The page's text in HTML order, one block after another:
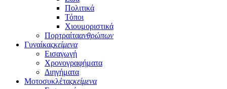
Πολιτικά
Τόποι
Χιουμοριστικά
Πορτραίταανθρώπων
Γυναίκαςκείμενα
Εισαγωγή
Χρονογραφήματα
Διηγήματα
Μοτοσυκλέταςκείμενα